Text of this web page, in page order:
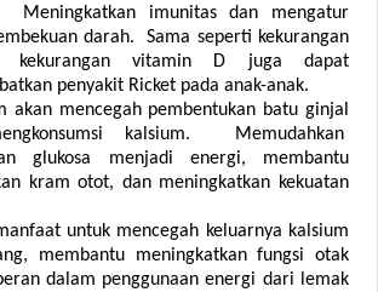
Meningkatkan imunitas dan mengatur
darah. Sama seperti kekurangan
kekurangan vitamin D juga dapat
penyakit Ricket pada anak-anak.
akan mencegah pembentukan batu ginjal
kalsium. Memudahkan
glukosa menjadi energi, membantu
kram otot, dan meningkatkan kekuatan
untuk mencegah keluarnya kalsium
membantu meningkatkan fungsi otak
dalam penggunaan energi dari lemak